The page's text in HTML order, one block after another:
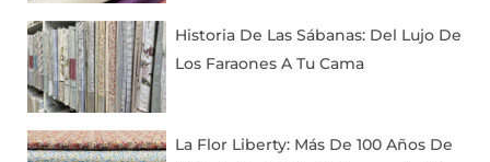
Historia De Las Sábanas: Del Lujo De
Los Faraones A Tu Cama
La Flor Liberty: Más De 100 Años De